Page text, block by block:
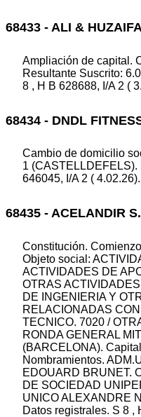
68433 - ALI &
Ampliación de capital.
Resultante Suscrito:
8 , H B 628688, I/A 2 (
68434 - DNDL
Cambio de domicilio
1 (CASTELLDEFELS).
646045, I/A 2 ( 4.02.26).
68435 - ACELANDIR
Constitución.
Objeto social:
ACTIVIDADES DE
OTRAS
DE INGENIERIA Y
RELACIONADAS
TECNICO. 7020 /
RONDA GENERAL
(BARCELONA).
Nombramientos.
EDOUARD BRUNET.
DE SOCIEDAD
UNICO ALEXANDRE
Datos registrales. S 8 ,